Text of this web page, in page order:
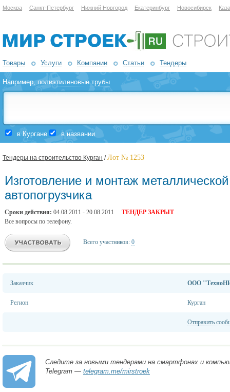
Москва Санкт-Петербург Нижний Новгород Екатеринбург Новосибирск
Товары Услуги Компании Статьи Тендеры
Например,полиэтиленовые трубы
в Кургане в названии
Тендеры на строительство Курган /Лот № 1253
Изготовление и монтаж
автопогрузчика
Сроки действия: 04.08.2011 - 20.08.2011
ТЕНДЕР ЗАКРЫТ
Все вопросы по телефону.
Всего участников: 0
Заказчик OOO
Регион Курган
Отправить
Следите за новыми тендерами на смартфонах и
Telegram — telegram.me/mirstroek